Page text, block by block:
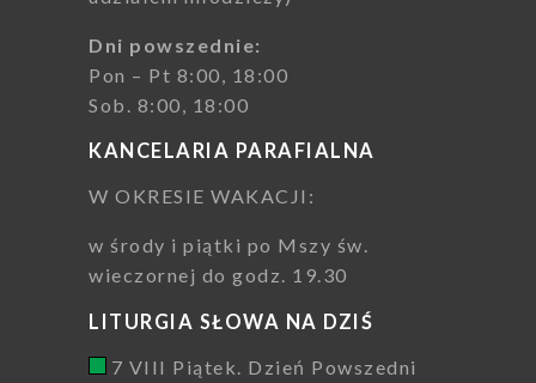
Dni powszednie:
Pon – Pt 8:00, 18:00
Sob. 8:00, 18:00
KANCELARIA PARAFIALNA
W OKRESIE WAKACJI:
w środy i piątki po Mszy św.
wieczornej do godz. 19.30
LITURGIA SŁOWA NA DZIŚ
7 VIII Piątek. Dzień Powszedni